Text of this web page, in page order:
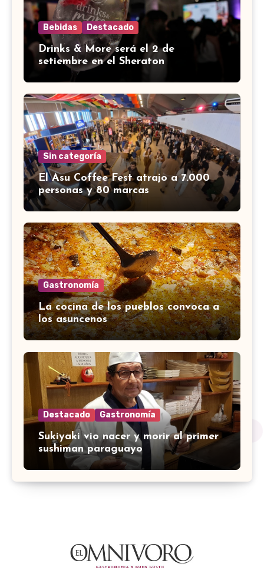
Bebidas Destacado
Drinks & More será el 2 de
setiembre en el Sheraton
Sin categoría
El Asu Coffee Fest atrajo a 7.000
personas y 80 marcas
Gastronomía
La cocina de los pueblos convoca a
los asuncenos
Destacado Gastronomía
Sukiyaki vio nacer y morir al primer
sushiman paraguayo